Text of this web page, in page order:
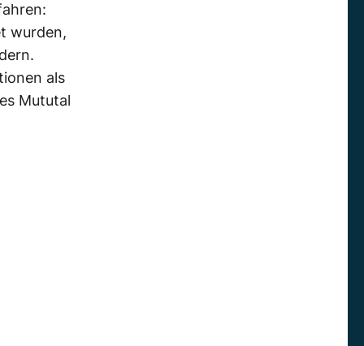
wurden,
als
Mututal